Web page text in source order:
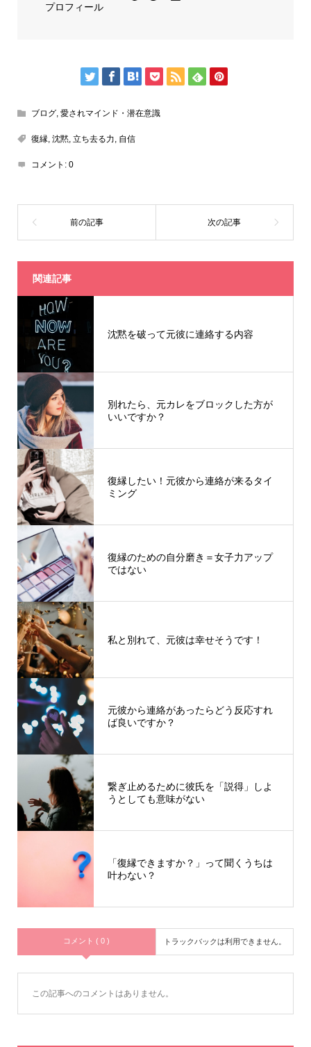
プロフィール
ブログ, 愛されマインド・潜在意識
復縁, 沈黙, 立ち去る力 自信
コメント: 0
関連記事
沈黙を破って元彼に連絡する内容
別れたら、元カレをブロックした方が
いいですか？
復縁したい！元彼から連絡が来るタイ
ミング
復縁のための自分磨き＝女子力アップ
ではない
私と別れて、元彼は幸せそうです！
元彼から連絡があったらどう反応すれ
ば良いですか？
繋ぎ止めるために彼氏を「説得」しよ
うとしても意味がない
「復縁できますか？」って聞くうちは
叶わない？
コメント ( 0 ) トラックバックは利用できません。
この記事へのコメントはありません。